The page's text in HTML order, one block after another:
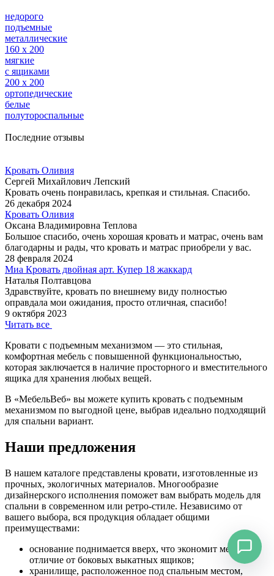
недорого
подъемные
металлические
160 х 200
мягкие
с ящиками
200 х 200
ортопедические
белые
полутороспальные
Последние отзывы
Кровать Оливия
Сергей Михайлович Лепский
Кровать очень понравилась, крепкая и стильная. Спасибо.
26 декабря 2024
Кровать Оливия
Оксана Владимировна Теплова
Большое спасибо, очень хорошая кровать и матрас, очень вам
благодарны и рады, что кровать и матрас приобрели у вас.
28 февраля 2024
Миа Кровать двойная арт. Купер 18 жаккард
Наталья Полтавцова
Здравствуйте, кровать по внешнему виду полностью
оправдала мои ожидания, просто отличная, спасибо!
9 октября 2023
Читать все
Кровати с подъемным механизмом — это стильная,
комфортная мебель с повышенной функциональностью,
которая заключается в наличие просторного и вместительного
ящика для хранения любых вещей.
В «МебельВеб» вы можете купить кровать с подъемным
механизмом по выгодной цене, выбрав идеально подходящий
для спальни вариант.
Наши предложения
В нашем каталоге представлены кровати, изготовленные из
прочных, экологичных материалов. Многообразие
дизайнерского исполнения поможет вам выбрать модель для
спальни в современном или ретро-стиле. Независимо от
вашего выбора, вся продукция обладает общими
преимуществами:
основание поднимается вверх, что экономит место, в
отличие от боковых выкатных ящиков;
хранилище, расположенное под спальным местом,